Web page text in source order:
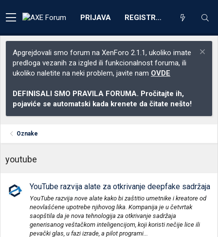
PRIJAVA REGISTRACIJA
Apgrejdovali smo forum na XenForo 2.1.1, ukoliko imate
predloga vezanih za izgled ili funkcionalnost foruma, ili
ukoliko naletite na neki problem, javite nam OVDE
DEFINISALI SMO PRAVILA FORUMA. Pročitajte ih,
pojaviće se automatski kada krenete da čitate nešto!
Oznake
youtube
YouTube razvija alate za otkrivanje deepfake sadržaja
YouTube razvija nove alate kako bi zaštitio umetnike i kreatore od
neovlašćene upotrebe njihovog lika. Kompanija je u četvrtak
saopštila da je nova tehnologija za otkrivanje sadržaja
generisanog veštačkom inteligencijom, koji koristi nečije lice ili
pevački glas, u fazi izrade, a pilot programi...